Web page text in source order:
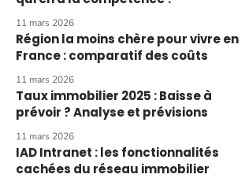
11 mars 2026
Région la moins chère pour vivre en
France : comparatif des coûts
11 mars 2026
Taux immobilier 2025 : Baisse à
prévoir ? Analyse et prévisions
11 mars 2026
IAD Intranet : les fonctionnalités
cachées du réseau immobilier